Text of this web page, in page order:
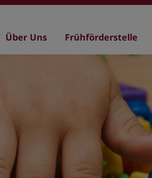
Über Uns Frühförderstelle